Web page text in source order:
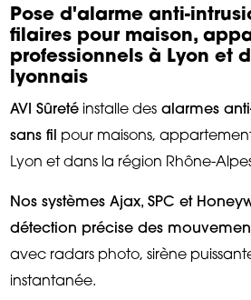
Pose d'alarme anti-
filaires pour maison,
professionnels à Lyon et
lyonnais
AVI Sûreté installe des alarmes
sans fil pour maisons,
Lyon et dans la région Rhône-
Nos systèmes Ajax, SPC et
détection précise des
avec radars photo, sirène
instantanée.